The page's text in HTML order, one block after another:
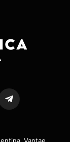
Telegram